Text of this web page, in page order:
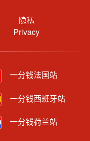
隐私
Privacy
一分钱法国站
一分钱西班牙站
一分钱荷兰站